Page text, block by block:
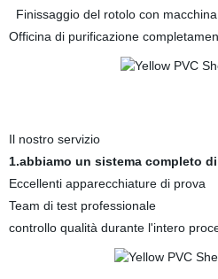
Finissaggio del rotolo con
Officina di purificazione
Il nostro servizio
1.abbiamo un sistema completo
Eccellenti apparecchiature di prova
Team di test professionale
controllo qualità durante l'intero